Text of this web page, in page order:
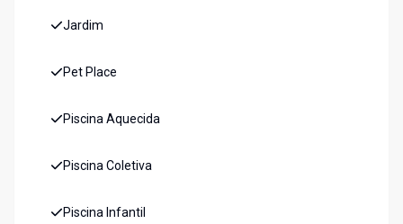
Jardim
Pet Place
Piscina Aquecida
Piscina Coletiva
Piscina Infantil